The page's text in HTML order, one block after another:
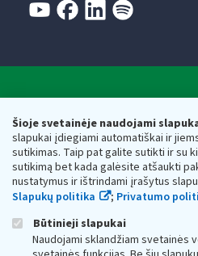
Šioje svetainėje naudojami
slapukai įdiegiami automatiškai ir
sutikimas. Taip pat galite sutikti ir su
sutikimą bet kada galėsite atšaukti
nustatymus ir ištrindami įrašytus
Slapukų politika
; Privatumo
Būtinieji slapukai
Naudojami sklandžiam svetainės
Respublikos finansų
Biudžetinė įstaiga. Juridinio asmens
adresas: Vasario 16-osios g. 14,
vmi@vmi.lt, E. pristatymo dėžutės
Duomenys apie Valstybinę mokesčių
Respublikos finansų ministerijos